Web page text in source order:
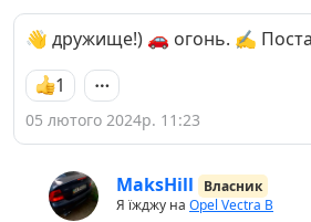
👋 дружище!) 🚗 огонь. ✍️
1
05 лютого 2024р. 11:23
MaksHill
Власник
Я їжджу на Opel Vectra B